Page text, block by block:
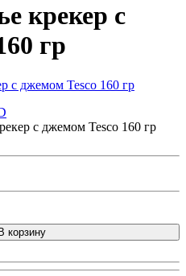
крекер с
гр
с джемом Tesco 160 гр
корзину